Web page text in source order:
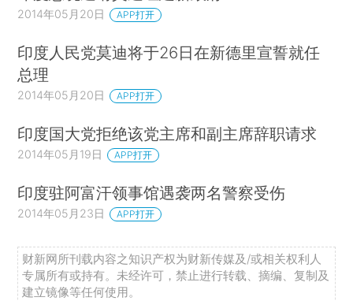
2014年05月20日 APP打开
印度人民党莫迪将于26日在新德里宣誓就任
总理
2014年05月20日 APP打开
印度国大党拒绝该党主席和副主席辞职请求
2014年05月19日 APP打开
印度驻阿富汗领事馆遇袭两名警察受伤
2014年05月23日 APP打开
财新网所刊载内容之知识产权为财新传媒及/或相关权利人
专属所有或持有。未经许可，禁止进行转载、摘编、复制及
建立镜像等任何使用。